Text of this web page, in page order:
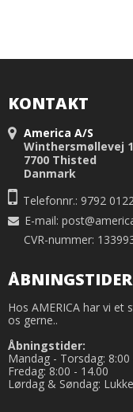
KONTAKT
America A/S
Winthersmøllevej 1
7700 Thisted
Danmark
Telefonnr.: 9792 0122
E-mail:
CVR-nummer:
ÅBNINGSTIDER
Hos AMERICA har vi
os gerne..
Åbningstider:
Mandag - Torsdag: 8:00
Fredag: 8:00 - 14.00
Lørdag & Søndag: